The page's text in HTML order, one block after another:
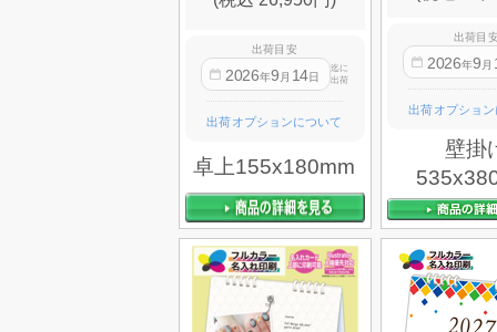
出荷目安
2026年9 月 14日
迄に
出荷
出荷オプションについて
卓上155x180mm
出荷目
2026年9 月
出荷オプショ
壁掛